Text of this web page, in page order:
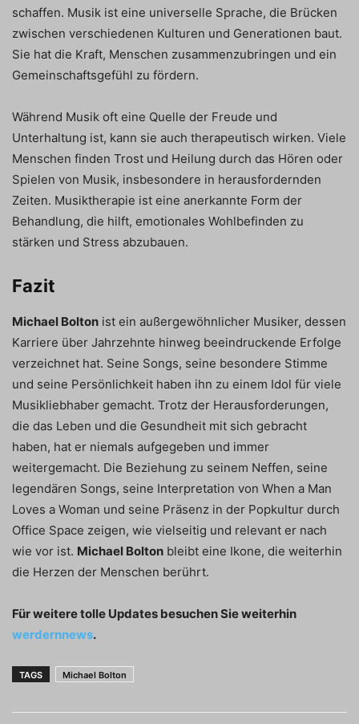
schaffen. Musik ist eine universelle Sprache, die Brücken
zwischen verschiedenen Kulturen und Generationen baut.
Sie hat die Kraft, Menschen zusammenzubringen und ein
Gemeinschaftsgefühl zu fördern.
Während Musik oft eine Quelle der Freude und
Unterhaltung ist, kann sie auch therapeutisch wirken. Viele
Menschen finden Trost und Heilung durch das Hören oder
Spielen von Musik, insbesondere in herausfordernden
Zeiten. Musiktherapie ist eine anerkannte Form der
Behandlung, die hilft, emotionales Wohlbefinden zu
stärken und Stress abzubauen.
Fazit
Michael Bolton ist ein außergewöhnlicher Musiker, dessen
Karriere über Jahrzehnte hinweg beeindruckende Erfolge
verzeichnet hat. Seine Songs, seine besondere Stimme
und seine Persönlichkeit haben ihn zu einem Idol für viele
Musikliebhaber gemacht. Trotz der Herausforderungen,
die das Leben und die Gesundheit mit sich gebracht
haben, hat er niemals aufgegeben und immer
weitergemacht. Die Beziehung zu seinem Neffen, seine
legendären Songs, seine Interpretation von When a Man
Loves a Woman und seine Präsenz in der Popkultur durch
Office Space zeigen, wie vielseitig und relevant er nach
wie vor ist. Michael Bolton bleibt eine Ikone, die weiterhin
die Herzen der Menschen berührt.
Für weitere tolle Updates besuchen Sie weiterhin
werdernnews.
TAGS Michael Bolton